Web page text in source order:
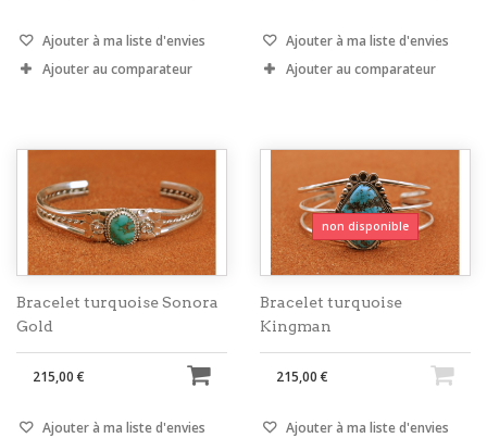
Ajouter à ma liste d'envies
Ajouter au comparateur
Ajouter à ma liste d'envies
Ajouter au comparateur
Bracelet turquoise Sonora
Gold
215,00 €
Ajouter à ma liste d'envies
non disponible
Bracelet turquoise
Kingman
215,00 €
Ajouter à ma liste d'envies